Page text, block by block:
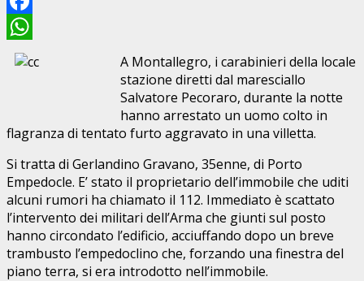
Facebook
WhatsApp
A Montallegro, i carabinieri della locale
stazione diretti dal maresciallo
Salvatore Pecoraro, durante la notte
hanno arrestato un uomo colto in
flagranza di tentato furto aggravato in una villetta.
Si tratta di Gerlandino Gravano, 35enne, di Porto
Empedocle. E’ stato il proprietario dell’immobile che uditi
alcuni rumori ha chiamato il 112. Immediato è scattato
l’intervento dei militari dell’Arma che giunti sul posto
hanno circondato l’edificio, acciuffando dopo un breve
trambusto l’empedoclino che, forzando una finestra del
piano terra, si era introdotto nell’immobile.